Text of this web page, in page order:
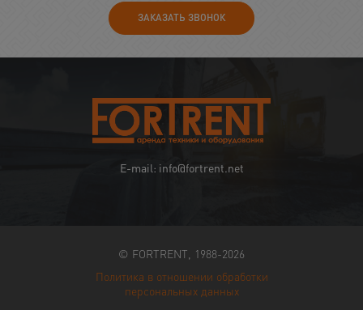
ЗАКАЗАТЬ ЗВОНОК
E-mail: info@fortrent.net
© FORTRENT, 1988-2026
Политика в отношении обработки
персональных данных